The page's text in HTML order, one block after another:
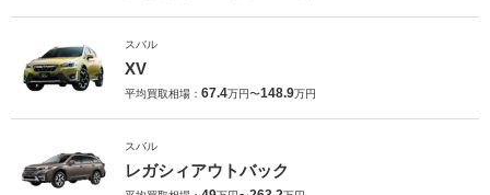
スバル
XV
平均買取相場： 67.4万円〜148.9万円
スバル
レガシィアウトバック